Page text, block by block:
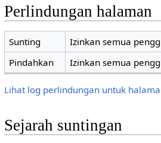
Perlindungan halaman
Sunting
Izinkan semua
Pindahkan
Izinkan semua
Lihat log perlindungan untuk
Sejarah suntingan